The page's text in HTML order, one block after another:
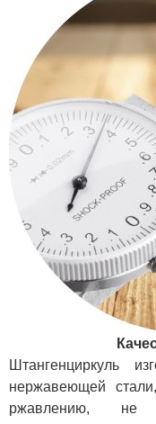
Штангенциркуль
нержавеющей
ржавлению, не